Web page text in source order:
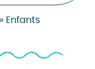
Enfants